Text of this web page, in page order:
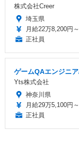
株式会社Creer
埼玉県
月給22万8,200円
正社員
ゲームQAエンジニ
Yts株式会社
神奈川県
月給29万5,100円
正社員